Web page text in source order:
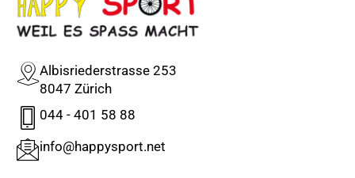
Albisriederstrasse 253
8047 Zürich
044 - 401 58 88
info@happysport.net